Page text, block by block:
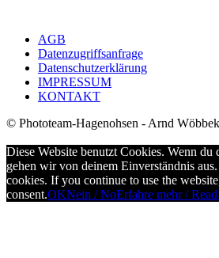
AGB
Datenzugriffsanfrage
Datenschutzerklärung
IMPRESSUM
KONTAKT
© Phototeam-Hagenohsen - Arnd
Diese Website benutzt Cookies. Wenn du
gehen wir von deinem Einverständnis
cookies. If you continue to use the
consent.OKNein / NoErfahre mehr /